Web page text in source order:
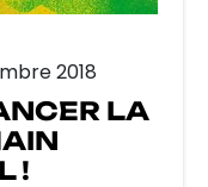
2018
LA
!